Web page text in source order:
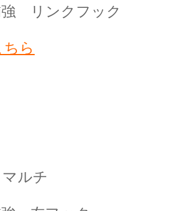
リンクフック
ら
ルチ